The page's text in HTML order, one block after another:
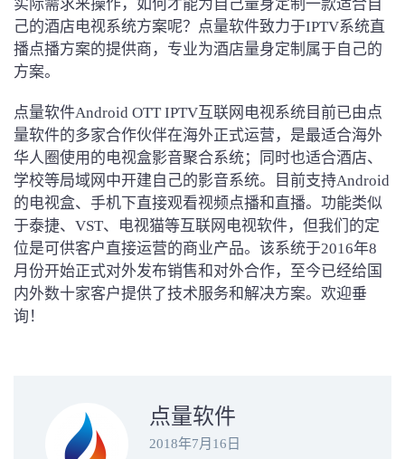
实际需求来操作，如何才能为自己量身定制一款适合自
己的酒店电视系统方案呢？点量软件致力于IPTV系统直
播点播方案的提供商，专业为酒店量身定制属于自己的
方案。
点量软件Android OTT IPTV互联网电视系统目前已由点
量软件的多家合作伙伴在海外正式运营，是最适合海外
华人圈使用的电视盒影音聚合系统；同时也适合酒店、
学校等局域网中开建自己的影音系统。目前支持Android
的电视盒、手机下直接观看视频点播和直播。功能类似
于泰捷、VST、电视猫等互联网电视软件，但我们的定
位是可供客户直接运营的商业产品。该系统于2016年8
月份开始正式对外发布销售和对外合作，至今已经给国
内外数十家客户提供了技术服务和解决方案。欢迎垂
询！
点量软件
2018年7月16日